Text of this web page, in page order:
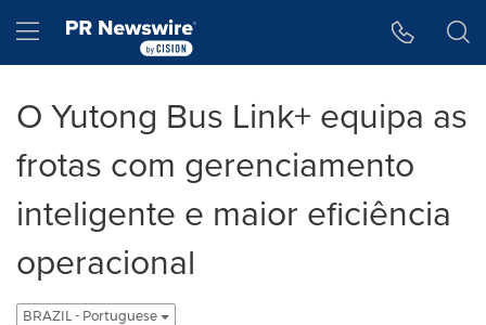
Hamburger menu
O Yutong Bus Link+ equipa as
frotas com gerenciamento
inteligente e maior eficiência
operacional
BRAZIL - Portuguese